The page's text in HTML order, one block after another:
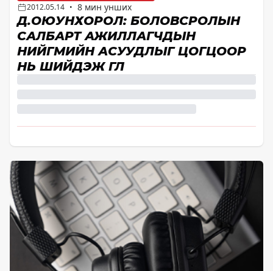
2012.05.14 • 8 мин унших
Д.ОЮУНХОРОЛ: БОЛОВСРОЛЫН
САЛБАРТ АЖИЛЛАГЧДЫН
НИЙГМИЙН АСУУДЛЫГ ЦОГЦООР
НЬ ШИЙДЭЖ ӨГЛӨӨ